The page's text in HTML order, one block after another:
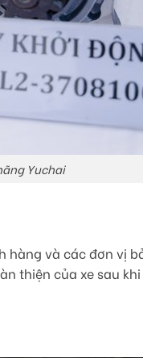
Yuchai
và các đơn vị
thiện của xe sau